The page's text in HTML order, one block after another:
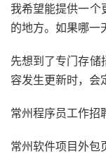
我希望能提供一个
的地方。如果哪一
先想到了专门存储
容发生更新时，会
常州程序员工作招
常州软件项目外包